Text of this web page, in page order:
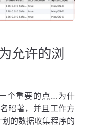
允许的浏
个重要的点…为什
昭著，并且工作方
的数据收集程序的